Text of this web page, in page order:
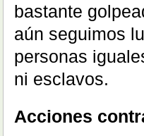
bastante
aún seguimos
personas
ni esclavos.
Acciones